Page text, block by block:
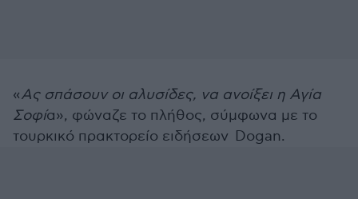
«Ας σπάσουν οι αλυσίδες, να ανοίξει η Αγία
Σοφία», φώναζε το πλήθος, σύμφωνα με το
τουρκικό πρακτορείο ειδήσεων Dogan.